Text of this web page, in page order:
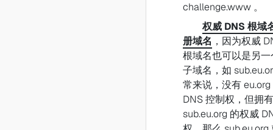
challenge.www 。
权威 DNS 根域
册域名 ，因为权威
根域名也可以是另
子域名，如
常来说，没有
DNS 控制权，但拥有
sub.eu.org 的权威